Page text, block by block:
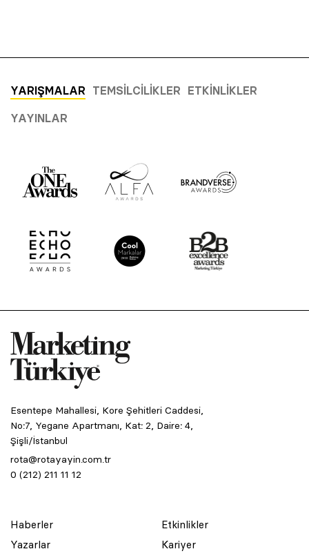
YARIŞMALAR TEMSILCILIKLER ETKINLIKLER
YAYINLAR
Esentepe Mahallesi, Kore Şehitleri Caddesi,
No:7, Yegane Apartmanı, Kat: 2, Daire: 4,
Şişli/İstanbul
rota@rotayayin.com.tr
0 (212) 211 11 12
Haberler
Yazarlar
Etkinlikler
Kariyer